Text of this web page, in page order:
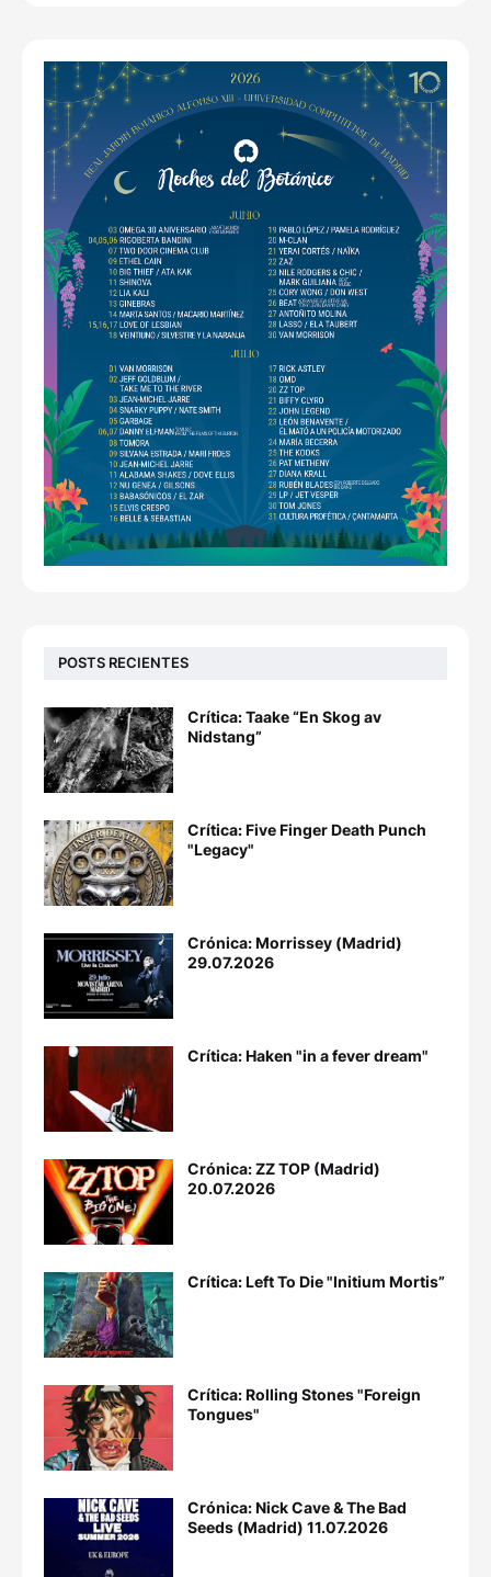
POSTS RECIENTES
Crítica: Taake “En Skog av
Nidstang”
Crítica: Five Finger Death Punch
"Legacy"
Crónica: Morrissey (Madrid)
29.07.2026
Crítica: Haken "in a fever dream"
Crónica: ZZ TOP (Madrid)
20.07.2026
Crítica: Left To Die "Initium Mortis”
Crítica: Rolling Stones "Foreign
Tongues"
Crónica: Nick Cave & The Bad
Seeds (Madrid) 11.07.2026